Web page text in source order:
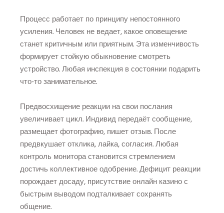
Процесс работает по принципу непостоянного
усиления. Человек не ведает, какое оповещение
станет критичным или приятным. Эта изменчивость
формирует стойкую обыкновение смотреть
устройство. Любая инспекция в состоянии подарить
что-то занимательное.
Предвосхищение реакции на свои послания
увеличивает цикл. Индивид передаёт сообщение,
размещает фотографию, пишет отзыв. После
предвкушает отклика, лайка, согласия. Любая
контроль монитора становится стремлением
достичь коллективное одобрение. Дефицит реакции
порождает досаду, присутствие онлайн казино с
быстрым выводом подталкивает сохранять
общение.